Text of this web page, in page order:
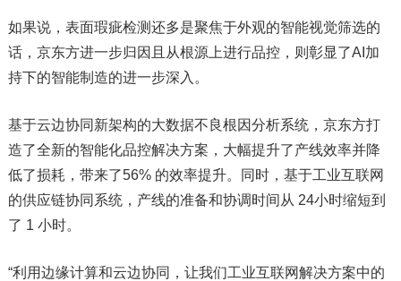
如果说，表面瑕疵检测还多是聚焦于外观的智能视觉筛选的
话，京东方进一步归因且从根源上进行品控，则彰显了AI加
持下的智能制造的进一步深入。
基于云边协同新架构的大数据不良根因分析系统，京东方打
造了全新的智能化品控解决方案，大幅提升了产线效率并降
低了损耗，带来了56% 的效率提升。同时，基于工业互联网
的供应链协同系统，产线的准备和协调时间从 24小时缩短到
了 1 小时。
“利用边缘计算和云边协同，让我们工业互联网解决方案中的